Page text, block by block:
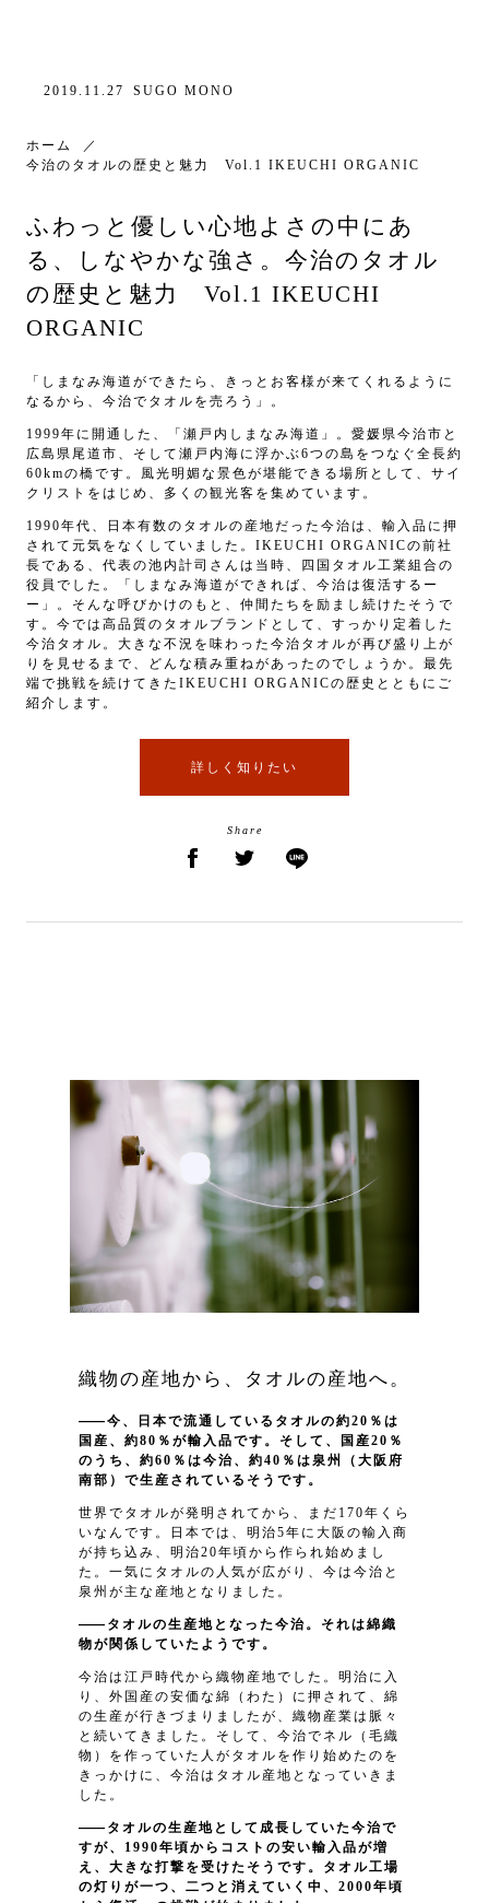
2019.11.27 SUGO MONO
ホーム
今治のタオルの歴史と魅力 Vol.1 IKEUCHI ORGANIC
ふわっと優しい心地よさの中にあ
る、しなやかな強さ。今治のタオル
の歴史と魅力 Vol.1 IKEUCHI
ORGANIC
「しまなみ海道ができたら、きっとお客様が来てくれるように
なるから、今治でタオルを売ろう」。
1999年に開通した、「瀬戸内しまなみ海道」。愛媛県今治市と
広島県尾道市、そして瀬戸内海に浮かぶ6つの島をつなぐ全長約
60kmの橋です。風光明媚な景色が堪能できる場所として、サイ
クリストをはじめ、多くの観光客を集めています。
1990年代、日本有数のタオルの産地だった今治は、輸入品に押
されて元気をなくしていました。IKEUCHI ORGANICの前社
長である、代表の池内計司さんは当時、四国タオル工業組合の
役員でした。「しまなみ海道ができれば、今治は復活するー
ー」。そんな呼びかけのもと、仲間たちを励まし続けたそうで
す。今では高品質のタオルブランドとして、すっかり定着した
今治タオル。大きな不況を味わった今治タオルが再び盛り上が
りを見せるまで、どんな積み重ねがあったのでしょうか。最先
端で挑戦を続けてきたIKEUCHI ORGANICの歴史とともにご
紹介します。
詳しく知りたい
Share
織物の産地から、タオルの産地へ。
今、日本で流通しているタオルの約20％は
国産、約80％が輸入品です。そして、国産20％
のうち、約60％は今治、約40％は泉州（大阪府
南部）で生産されているそうです。
世界でタオルが発明されてから、まだ170年くら
いなんです。日本では、明治5年に大阪の輸入商
が持ち込み、明治20年頃から作られ始めまし
た。一気にタオルの人気が広がり、今は今治と
泉州が主な産地となりました。
タオルの生産地となった今治。それは綿織
物が関係していたようです。
今治は江戸時代から織物産地でした。明治に入
り、外国産の安価な綿（わた）に押されて、綿
の生産が行きづまりましたが、織物産業は脈々
と続いてきました。そして、今治でネル（毛織
物）を作っていた人がタオルを作り始めたのを
きっかけに、今治はタオル産地となっていきま
した。
タオルの生産地として成長していた今治で
すが、1990年頃からコストの安い輸入品が増
え、大きな打撃を受けたそうです。タオル工場
の灯りが一つ、二つと消えていく中、2000年頃